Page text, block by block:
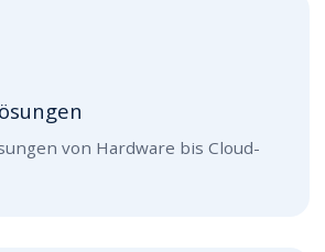
von Hardware bis Cloud-